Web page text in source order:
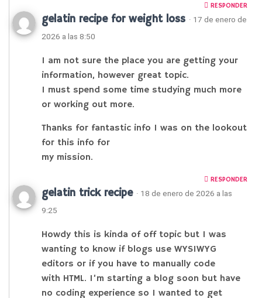
RESPONDER
gelatin recipe for weight loss · 17 de enero de
2026 a las 8:50
I am not sure the place you are getting your
information, however great topic.
I must spend some time studying much more
or working out more.
Thanks for fantastic info I was on the lookout
for this info for
my mission.
RESPONDER
gelatin trick recipe · 18 de enero de 2026 a las
9:25
Howdy this is kinda of off topic but I was
wanting to know if blogs use WYSIWYG
editors or if you have to manually code
with HTML. I’m starting a blog soon but have
no coding experience so I wanted to get